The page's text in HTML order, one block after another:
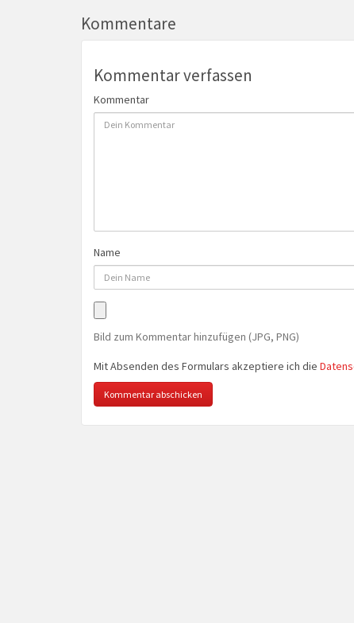
Kommentare
Kommentar verfassen
Kommentar
Name
Bild zum Kommentar hinzufügen (JPG, PNG)
Mit Absenden des Formulars akzeptiere ich die